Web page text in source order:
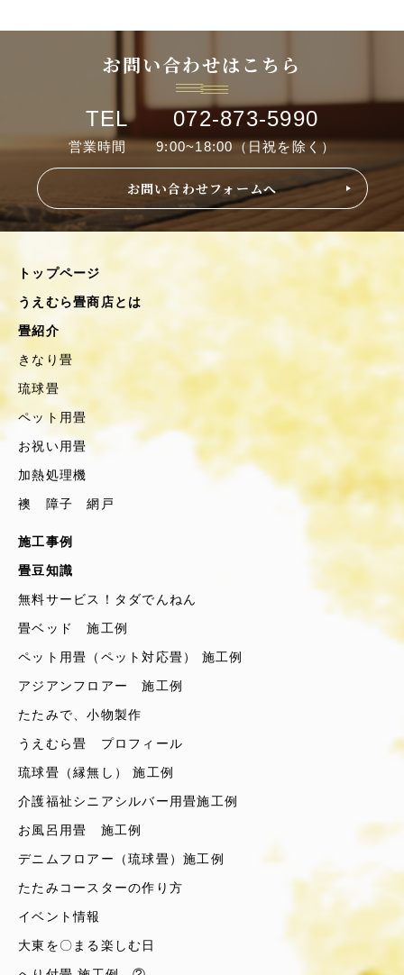
お問い合わせはこちら
TEL 072-873-5990
営業時間 9:00~18:00（日祝を除く）
お問い合わせフォームへ
トップページ
うえむら畳商店とは
畳紹介
きなり畳
琉球畳
ペット用畳
お祝い用畳
加熱処理機
襖 障子 網戸
施工事例
畳豆知識
無料サービス！タダでんねん
畳ベッド 施工例
ペット用畳（ペット対応畳） 施工例
アジアンフロアー 施工例
たたみで、小物製作
うえむら畳 プロフィール
琉球畳（縁無し） 施工例
介護福祉シニアシルバー用畳施工例
お風呂用畳 施工例
デニムフロアー（琉球畳）施工例
たたみコースターの作り方
イベント情報
大東を〇まる楽しむ日